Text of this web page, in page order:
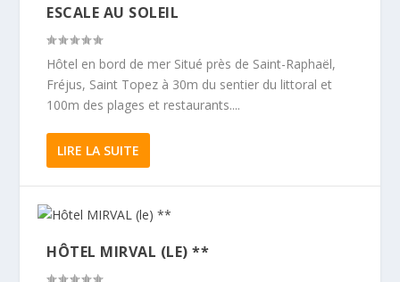
ESCALE AU SOLEIL
Hôtel en bord de mer Situé près de Saint-Raphaël,
Fréjus, Saint Topez à 30m du sentier du littoral et
100m des plages et restaurants....
LIRE LA SUITE
HÔTEL MIRVAL (LE) **